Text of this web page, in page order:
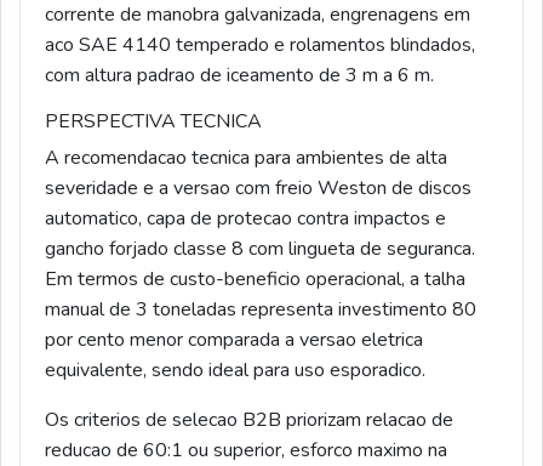
corrente de manobra galvanizada, engrenagens em
aco SAE 4140 temperado e rolamentos blindados,
com altura padrao de iceamento de 3 m a 6 m.
PERSPECTIVA TECNICA
A recomendacao tecnica para ambientes de alta
severidade e a versao com freio Weston de discos
automatico, capa de protecao contra impactos e
gancho forjado classe 8 com lingueta de seguranca.
Em termos de custo-beneficio operacional, a talha
manual de 3 toneladas representa investimento 80
por cento menor comparada a versao eletrica
equivalente, sendo ideal para uso esporadico.
Os criterios de selecao B2B priorizam relacao de
reducao de 60:1 ou superior, esforco maximo na